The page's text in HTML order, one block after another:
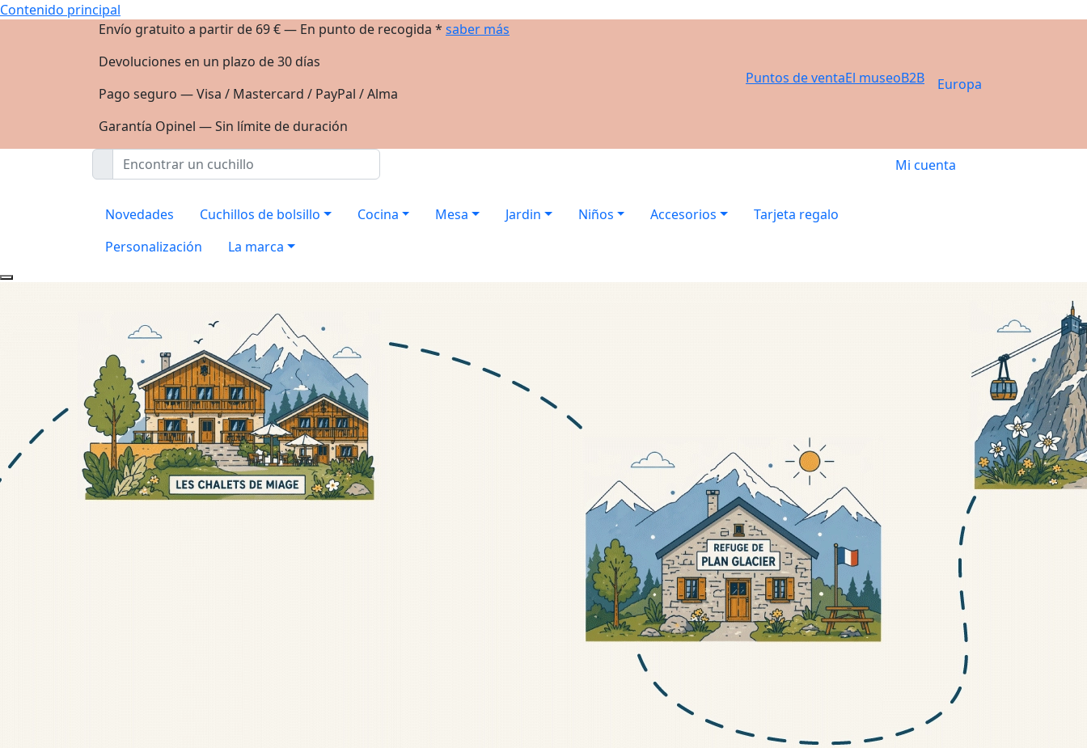
Contenido principal
Envío gratuito a partir de 69 € — En punto de recogida * saber más
Devoluciones en un plazo de 30 días
Pago seguro — Visa / Mastercard / PayPal / Alma
Garantía Opinel — Sin límite de duración
Puntos de ventaEl museoB2B Europa
Mi cuenta
Novedades Cuchillos de bolsillo Cocina Mesa Jardin Niños Accesorios
Tarjeta regalo
Personalización
La marca